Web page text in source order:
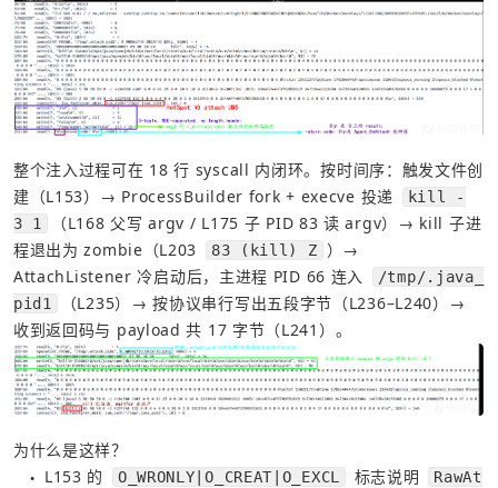
整个注入过程可在 18 行 syscall 内闭环。按时间序：触发文件创
建（L153）→ ProcessBuilder fork + execve 投递
kill -
3 1
（L168 父写 argv / L175 子 PID 83 读 argv）→ kill 子进
程退出为 zombie（L203
83 (kill) Z
）→
AttachListener 冷启动后，主进程 PID 66 连入
/tmp/.java_
pid1
（L235）→ 按协议串行写出五段字节（L236–L240）→
收到返回码与 payload 共 17 字节（L241）。
为什么是这样？
● L153 的 O_WRONLY|O_CREAT|O_EXCL 标志说明
RawAt